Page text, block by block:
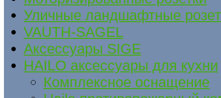
Уличные ландшафтные
VAUTH-SAGEL
Аксессуары SIGE
HAILO аксессуары для кухни
Комплексное оснащение